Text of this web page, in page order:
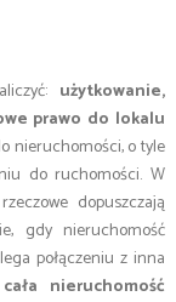
użytkowanie,
prawo do lokalu
nieruchomości, o tyle
do ruchomości. W
dopuszczają
gdy nieruchomość
połączeniu z inna
cała nieruchomość